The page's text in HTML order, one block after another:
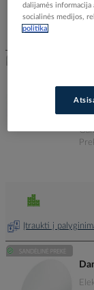
Įtraukti į palyginimą
Įtraukti į
dalijamės informacija
socialinės medijos,
politika